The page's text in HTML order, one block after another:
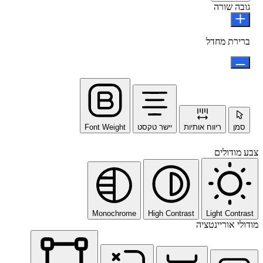
גובה שורה
ברירת מחדל
סמן ריווח אותיות יישר טקסט Font Weight
צבע מודולים
Light Contrast
High Contrast
Monochrome
מודולי אוריינטציה